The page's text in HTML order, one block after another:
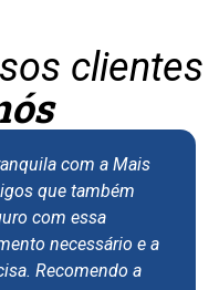
clientes
Mais
e a
a
Eu sou
tenho me
de